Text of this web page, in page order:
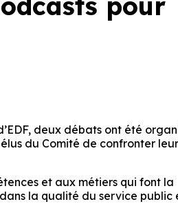
deux débats ont été
du Comité de confronter
et aux métiers qui font la
dans la qualité du service public